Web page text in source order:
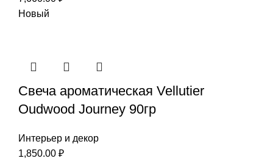
Новый
Свеча ароматическая Vellutier
Oudwood Journey 90гр
Интерьер и декор
1,850.00 ₽